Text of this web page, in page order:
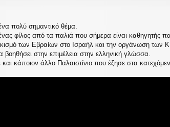
πολύ σημαντικό θέμα.
φίλος από τα παλιά που σήμερα είναι καθηγητής
των Εβραίων στο Ισραήλ και την οργάνωση των
βοηθήσει στην επιμέλεια στην ελληνική γλώσσα.
κάποιον άλλο Παλαιστίνιο που έζησε στα